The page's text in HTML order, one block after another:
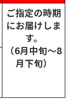
ご指定の時期
にお届けしま
す。
（6月中旬～8
月下旬）